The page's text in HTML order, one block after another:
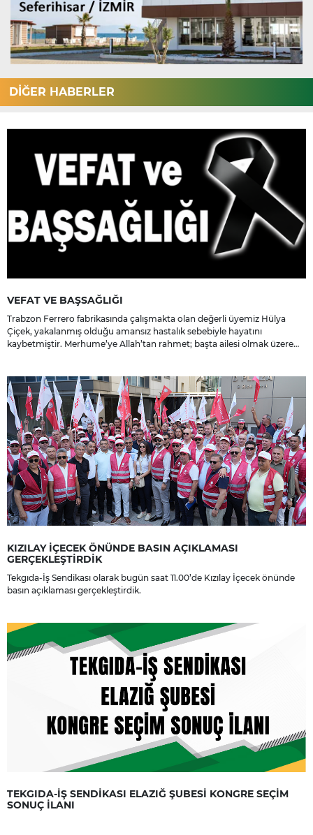
DİĞER HABERLER
VEFAT VE BAŞSAĞLIĞI
Trabzon Ferrero fabrikasında çalışmakta olan değerli üyemiz Hülya
Çiçek, yakalanmış olduğu amansız hastalık sebebiyle hayatını
kaybetmiştir. Merhume’ye Allah’tan rahmet; başta ailesi olmak üzere
KIZILAY İÇECEK ÖNÜNDE BASIN AÇIKLAMASI
GERÇEKLEŞTİRDİK
Tekgıda-İş Sendikası olarak bugün saat 11.00’de Kızılay İçecek önünde
basın açıklaması gerçekleştirdik.
TEKGIDA-İŞ SENDİKASI ELAZIĞ ŞUBESİ KONGRE SEÇİM
SONUÇ İLANI